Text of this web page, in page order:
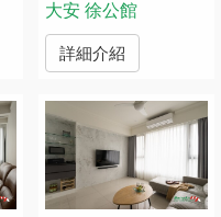
大安 徐公館
詳細介紹